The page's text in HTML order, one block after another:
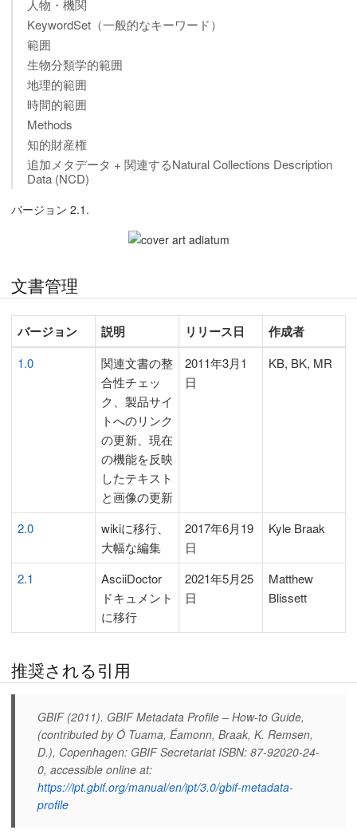
人物・機関
KeywordSet（一般的なキーワード）
範囲
生物分類学的範囲
地理的範囲
時間的範囲
Methods
知的財産権
追加メタデータ + 関連するNatural Collections Description
Data (NCD)
バージョン 2.1.
文書管理
バージョン 説明 リリース日 作成者
1.0
関連文書の整
合性チェッ
ク、製品サイ
トへのリンク
の更新、現在
の機能を反映
したテキスト
と画像の更新
2011年3月1
日
KB, BK, MR
2.0
wikiに移行、
大幅な編集
2017年6月19
日
Kyle Braak
2.1
AsciiDoctor
ドキュメント
に移行
2021年5月25
日
Matthew
Blissett
推奨される引用
GBIF (2011). GBIF Metadata Profile – How-to Guide,
(contributed by Ó Tuama, Éamonn, Braak, K. Remsen,
D.), Copenhagen: GBIF Secretariat ISBN: 87-92020-24-
0, accessible online at:
https://ipt.gbif.org/manual/en/ipt/3.0/gbif-metadata-
profile